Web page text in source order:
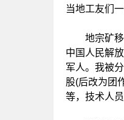
当地工友们
地宗矿移交
中国人民解
军人。我被
股(后改为团
等，技术人